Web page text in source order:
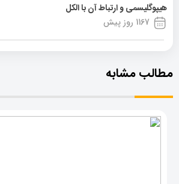
هیپوگلیسمی و ارتباط آن با الکل
1167 روز پیش
مطالب مشابه